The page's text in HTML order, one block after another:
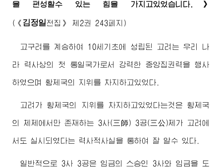
을 편성할수 있는 힘을 가지고있었습니다.》
( 《 김정일 전집》 제2권 243페지)
고구려를 계승하여 10세기초에 성립된 고려는 우리 나
라 력사상의 첫 통일국가로서 강력한 중앙집권력을 행사
하였으며 황제국의 지위를 차지하고있었다.
고려가 황제국의 지위를 차지하고있었다는것은 황제국
의 체제에서만 존재하는 3사(三師) 3공(三公)제가 고려에
서도 실시되였다는 력사적사실을 통하여 잘 알수 있다.
일반적으로 3사 3공은 임금의 스승인 3사와 임금을 도